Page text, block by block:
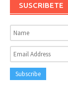
SUSCRIBETE